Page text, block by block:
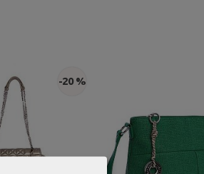
-20 %